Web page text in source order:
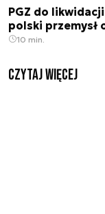
PGZ do
polski przemysł
10 min.
czytaj więcej